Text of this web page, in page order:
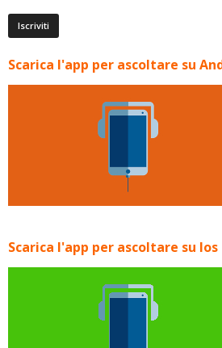
Scarica l'app per ascoltare su
Scarica l'app per ascoltare su Ios